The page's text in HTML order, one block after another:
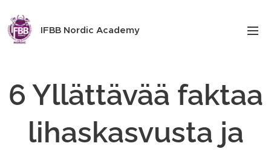
IFBB Nordic Academy
6 Yllättävää faktaa
lihaskasvusta ja